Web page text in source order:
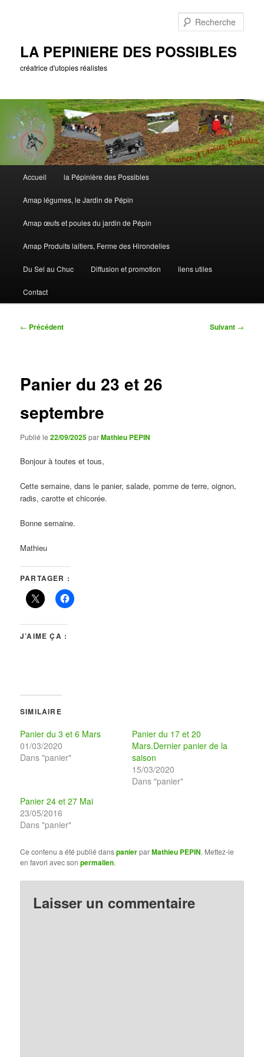
LA PEPINIERE DES POSSIBLES
créatrice d'utopies réalistes
principal
Accueil la Pépinière des Possibles
Amap légumes, le Jardin de Pépin
Amap œufs et poules du jardin de Pépin
Amap Produits laitiers, Ferme des Hirondelles
Du Sel au Chuc Diffusion et promotion liens utiles
Contact
Navigation
← Précédent Suivant →
Panier du 23 et 26
septembre
Publié le22/09/2025parMathieu PEPIN
Bonjour à toutes et tous,
Cette semaine, dans le panier, salade, pomme de terre, oignon,
radis, carotte et chicorée.
Bonne semaine.
Mathieu
PARTAGER :
J’AIME ÇA :
SIMILAIRE
Panier du 3 et 6 Mars
01/03/2020
Dans "panier"
Panier du 17 et 20
Mars.Dernier panier de la
saison
15/03/2020
Dans "panier"
Panier 24 et 27 Mai
23/05/2016
Dans "panier"
Ce contenu a été publié danspanierparMathieu PEPIN. Mettez-le
en favori avec sonpermalien.
Laisser un commentaire